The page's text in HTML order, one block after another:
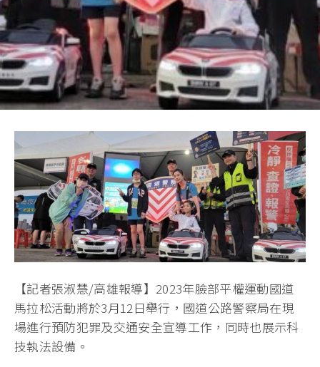
【記者張淑慧/高雄報導】2023年臉部平權運動國道
馬拉松活動將於3月12日舉行，國道公路警察局在現
場進行預防犯罪及交通安全宣導工作，同時也展示科
技執法設備。